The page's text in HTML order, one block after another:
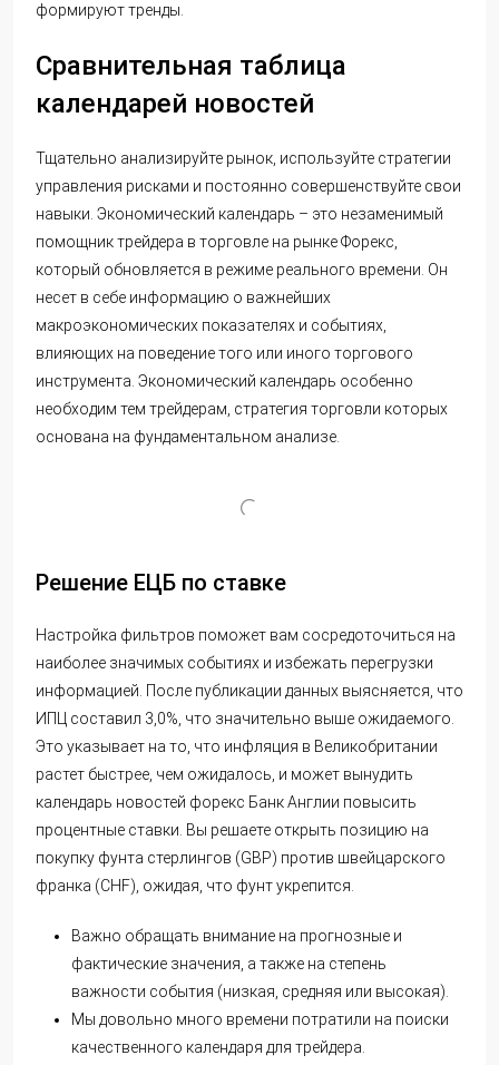
формируют тренды.
Сравнительная таблица
календарей новостей
Тщательно анализируйте рынок, используйте стратегии
управления рисками и постоянно совершенствуйте свои
навыки. Экономический календарь – это незаменимый
помощник трейдера в торговле на рынке Форекс,
который обновляется в режиме реального времени. Он
несет в себе информацию о важнейших
макроэкономических показателях и событиях,
влияющих на поведение того или иного торгового
инструмента. Экономический календарь особенно
необходим тем трейдерам, стратегия торговли которых
основана на фундаментальном анализе.
Решение ЕЦБ по ставке
Настройка фильтров поможет вам сосредоточиться на
наиболее значимых событиях и избежать перегрузки
информацией. После публикации данных выясняется, что
ИПЦ составил 3,0%, что значительно выше ожидаемого.
Это указывает на то, что инфляция в Великобритании
растет быстрее, чем ожидалось, и может вынудить
календарь новостей форекс Банк Англии повысить
процентные ставки. Вы решаете открыть позицию на
покупку фунта стерлингов (GBP) против швейцарского
франка (CHF), ожидая, что фунт укрепится.
Важно обращать внимание на прогнозные и
фактические значения, а также на степень
важности события (низкая, средняя или высокая).
Мы довольно много времени потратили на поиски
качественного календаря для трейдера.